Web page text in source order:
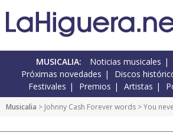
MUSICALIA: Noticias musicales
Próximas novedades
Discos
Festivales
Premios Artistas
Musicalia > Johnny Cash Forever words > You